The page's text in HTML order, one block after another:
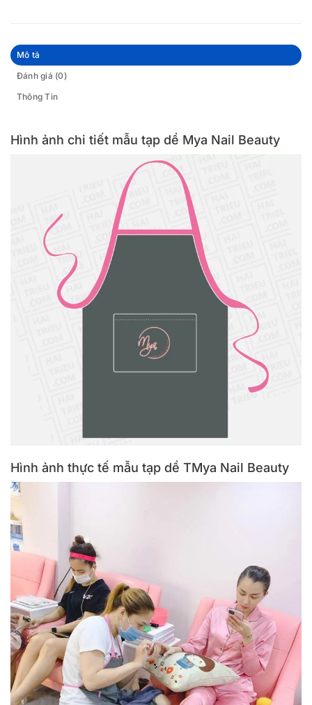
Mô tả
Đánh giá (0)
Thông Tin
Hình ảnh chi tiết mẫu tạp dề Mya Nail Beauty
Hình ảnh thực tế mẫu tạp dề TMya Nail Beauty